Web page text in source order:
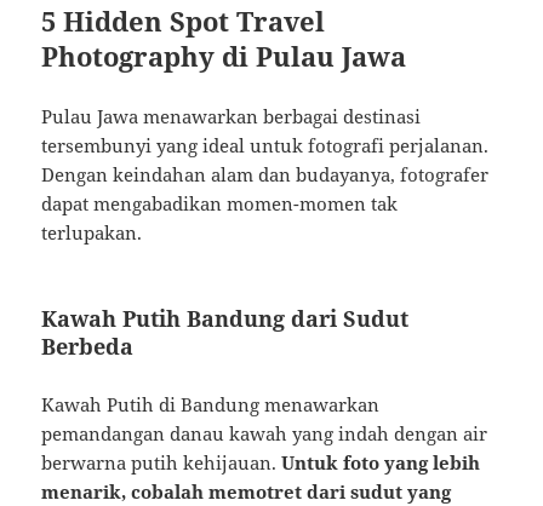
5 Hidden Spot Travel
Photography di Pulau Jawa
Pulau Jawa menawarkan berbagai destinasi
tersembunyi yang ideal untuk fotografi perjalanan.
Dengan keindahan alam dan budayanya, fotografer
dapat mengabadikan momen-momen tak
terlupakan.
Kawah Putih Bandung dari Sudut
Berbeda
Kawah Putih di Bandung menawarkan
pemandangan danau kawah yang indah dengan air
berwarna putih kehijauan.Untuk foto yang lebih
menarik, cobalah memotret dari sudut yang